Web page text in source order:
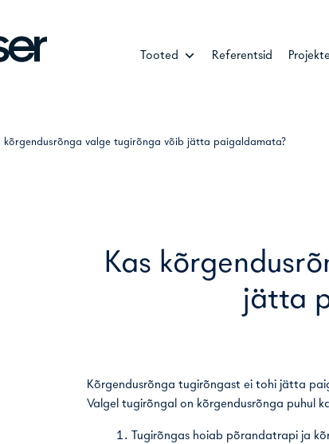
Tooted Referentsid
kõrgendusrõnga valge tugirõnga võib jätta paigaldamata?
Kas
jätta
Kõrgendusrõnga tugirõngast ei tohi jätta
Valgel tugirõngal on kõrgendusrõnga puhul
Tugirõngas hoiab põrandatrapi ja